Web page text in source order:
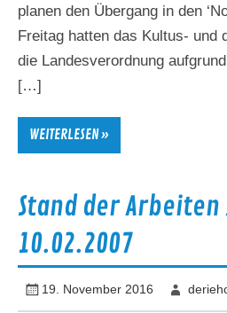
planen den Übergang in den
Freitag hatten das Kultus- und
die Landesverordnung
[…]
WEITERLESEN »
Stand der Arbeiten
10.02.2007
19. November 2016